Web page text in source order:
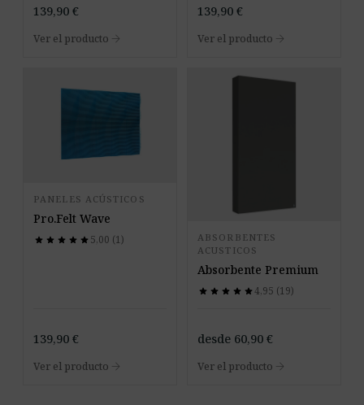
139,90 €
Ver el producto arrow_forward
139,90 €
Ver el producto arrow_forward
PANELES ACÚSTICOS
Pro.Felt Wave
star star star star star
star star star star star 5,00 (1)
139,90 €
Ver el producto arrow_forward
ABSORBENTES
ACUSTICOS
Absorbente Premium
star star star star star
star star star star star4,95 (19)
desde 60,90 €
Ver el producto arrow_forward